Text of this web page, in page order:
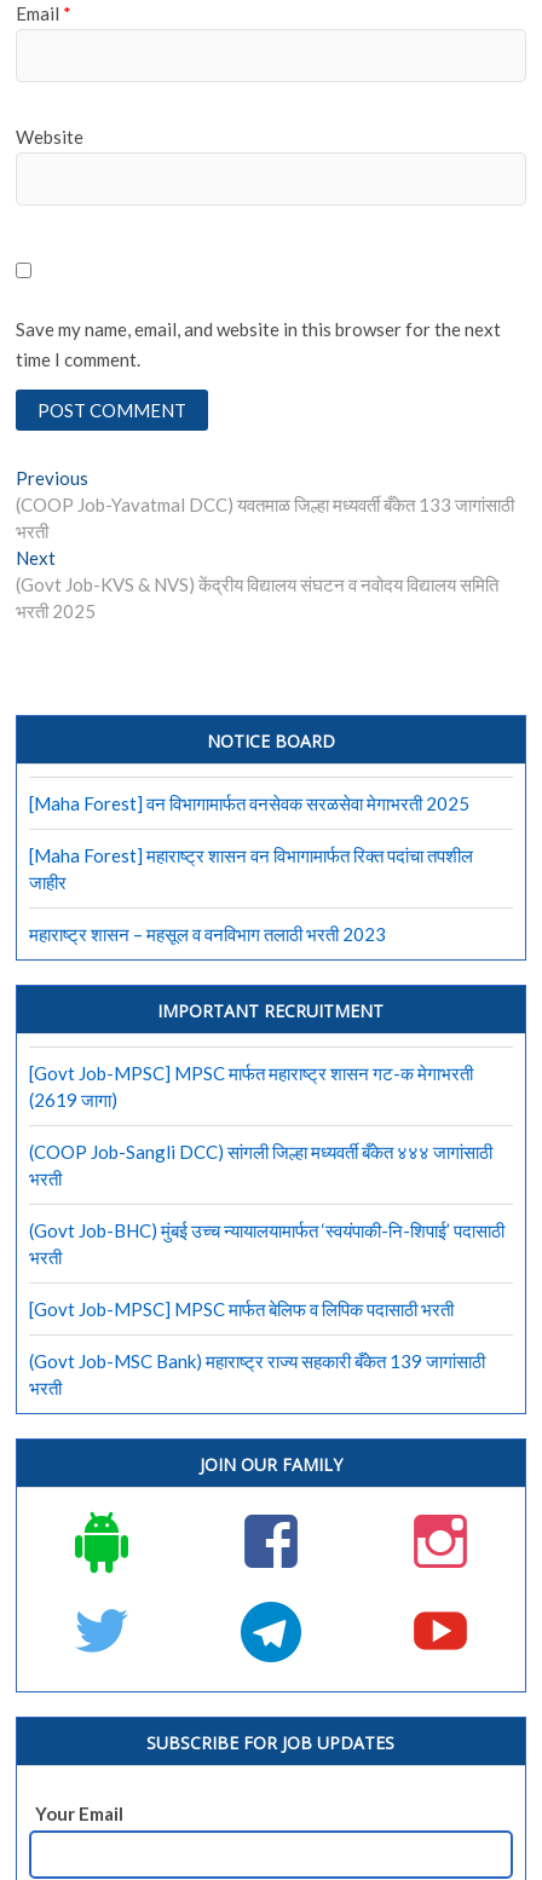
Email *
Website
Save my name, email, and website in this browser for the next
time I comment.
Post
navigation
Previous
post:
(COOP Job-Yavatmal DCC) यवतमाळ जिल्हा मध्यवर्ती बँकेत 133 जागांसाठी
भरती
NextNext
post:
(Govt Job-KVS & NVS) केंद्रीय विद्यालय संघटन व नवोदय विद्यालय समिति
भरती 2025
NOTICE BOARD
[Maha Forest] वन विभागामार्फत वनसेवक सरळसेवा मेगाभरती 2025
[Maha Forest] महाराष्ट्र शासन वन विभागामार्फत रिक्त पदांचा तपशील
जाहीर
महाराष्ट्र शासन – महसूल व वनविभाग तलाठी भरती 2023
IMPORTANT RECRUITMENT
[Govt Job-MPSC] MPSC मार्फत महाराष्ट्र शासन गट-क मेगाभरती
(2619 जागा)
(COOP Job-Sangli DCC) सांगली जिल्हा मध्यवर्ती बँकेत ४४४ जागांसाठी
भरती
(Govt Job-BHC) मुंबई उच्च न्यायालयामार्फत ‘स्वयंपाकी-नि-शिपाई’ पदासाठी
भरती
[Govt Job-MPSC] MPSC मार्फत बेलिफ व लिपिक पदासाठी भरती
(Govt Job-MSC Bank) महाराष्ट्र राज्य सहकारी बँकेत 139 जागांसाठी
भरती
JOIN OUR FAMILY
SUBSCRIBE FOR JOB UPDATES
Your Email